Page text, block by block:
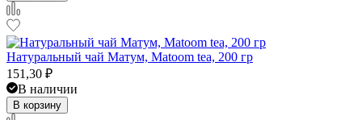
Натуральный чай Матум, Matoom tea, 200 гр
151,30 ₽
В наличии
В корзину